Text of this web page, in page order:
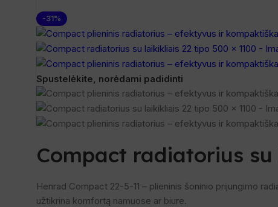
-31%
Spustelėkite, norėdami padidinti
Compact radiatorius
Henrad Compact 22-5-11 – plieninis šoninio prijungimo
užtikrina komfortą namuose ar biure.